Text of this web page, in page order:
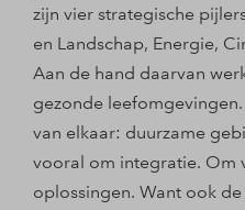
zijn vier strategische
en Landschap, Energie,
Aan de hand daarvan
gezonde
van elkaar: duurzame
vooral om integratie. Om
oplossingen. Want ook